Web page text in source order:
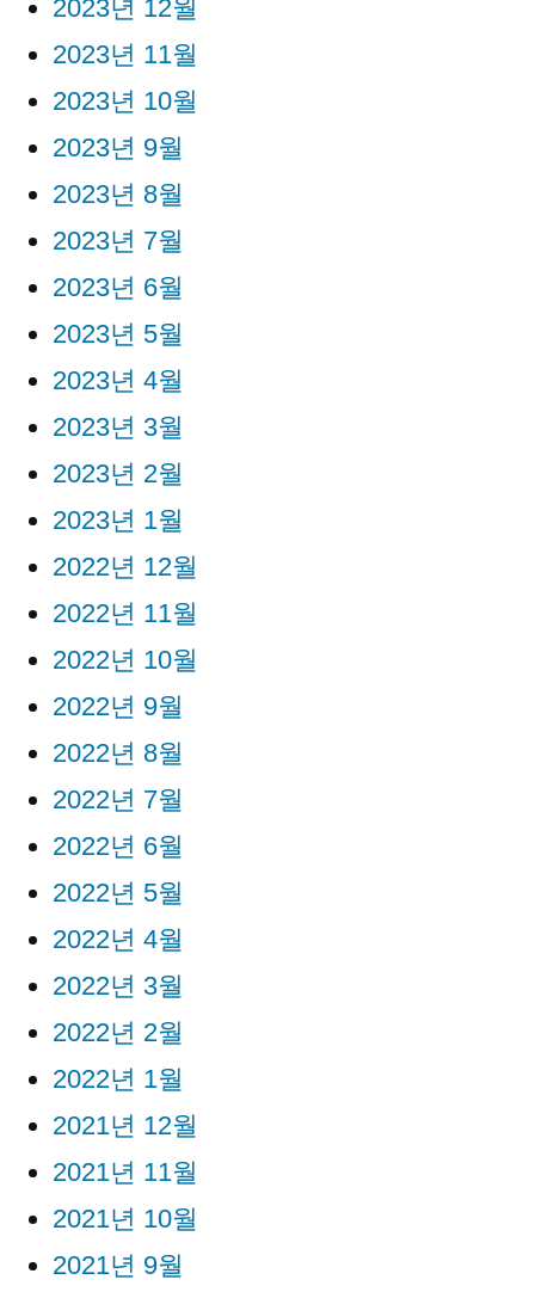
2023년 12월
2023년 11월
2023년 10월
2023년 9월
2023년 8월
2023년 7월
2023년 6월
2023년 5월
2023년 4월
2023년 3월
2023년 2월
2023년 1월
2022년 12월
2022년 11월
2022년 10월
2022년 9월
2022년 8월
2022년 7월
2022년 6월
2022년 5월
2022년 4월
2022년 3월
2022년 2월
2022년 1월
2021년 12월
2021년 11월
2021년 10월
2021년 9월